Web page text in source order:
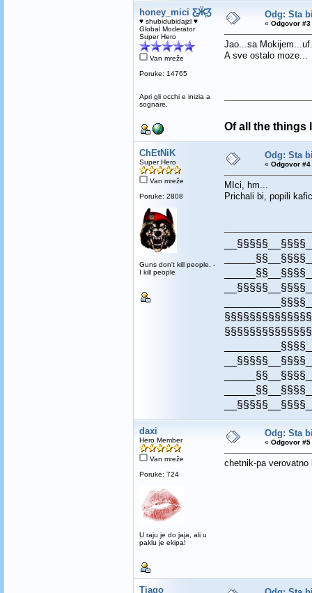
honey_mici Ƹ̵̡Ӝ̵̨̄Ʒ
♥ shubidubidajzl ♥
Global Moderator
Super Hero
Van mreže
Poruke: 14765
Apri gli occhi e inizia a
sognare.
Odg: Sta
« Odgovor
Jao...sa
A sve ostalo moze...
Of all the things
ChEtNiK
Super Hero
Van mreže
Poruke: 2808
Guns don't kill people. -
I kill people
Odg: Sta
« Odgovor
MIci, hm...
Prichali bi, popili
daxi
Hero Member
Van mreže
Poruke: 724
U raju je do jaja, ali u
paklu je ekipa!
Odg: Sta
« Odgovor
chetnik-pa
Tiago